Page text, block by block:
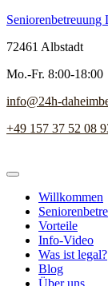
Seniorenbetreuung
72461 Albstadt
Mo.-Fr. 8:00-18:00
info@24h-
+49 157 37 52 08
Willkommen
Vorteile
Info-Video
Was ist legal?
Blog
Über uns